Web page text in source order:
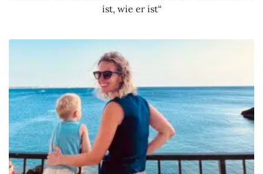
ist, wie er ist“